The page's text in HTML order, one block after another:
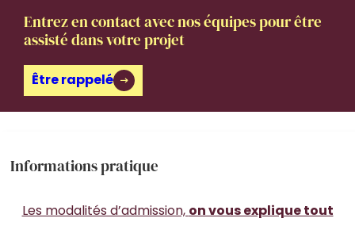
Entrez en contact avec nos équipes pour être
assisté dans votre projet
Être rappelé
Informations pratique
Les modalités d’admission, on vous explique tout